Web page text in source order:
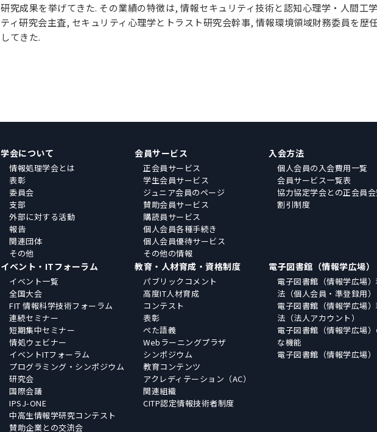
研究成果を挙げてきた. その業績の特徴は, 情報セキュリティ技術と認知心理学・人間工
ティ研究会主査, セキュリティ心理学とトラスト研究会幹事, 情報環境領域財務委員を
してきた.
学会について
情報処理学会とは
表彰
委員会
支部
外部に対する活動
報告
関連団体
その他
会員サービス
正会員サービス
学生会員サービス
ジュニア会員のページ
賛助会員サービス
購読員サービス
個人会員各種手続き
個人会員優待サービス
その他の情報
入会方法
個人会員の入会費用一覧
会員サービス一覧表
協力協定学会との正会員
割引制度
イベント・ITフォーラム
イベント一覧
全国大会
FIT 情報科学技術フォーラム
連続セミナー
短期集中セミナー
情処ウェビナー
イベントITフォーラム
プログラミング・シンポジウム
研究会
国際会議
IPSJ-ONE
中高生情報学研究コンテスト
賛助企業との交流会
教育・人材育成・資格制度
パブリックコメント
高度IT人材育成
コンテスト
表彰
ぺた語義
Webラーニングプラザ
シンポジウム
教育コンテンツ
アクレディテーション（AC）
関連組織
CITP認定情報技術者制度
電子図書館（情報学広場）
電子図書館（情報学広場
法（個人会員・準登録用）
電子図書館（情報学広場
法（法人アカウント）
電子図書館（情報学広場
な機能
電子図書館（情報学広場）